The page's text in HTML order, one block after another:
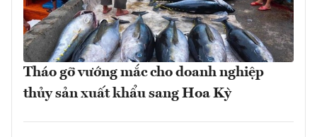
Tháo gỡ vướng mắc cho doanh nghiệp
thủy sản xuất khẩu sang Hoa Kỳ